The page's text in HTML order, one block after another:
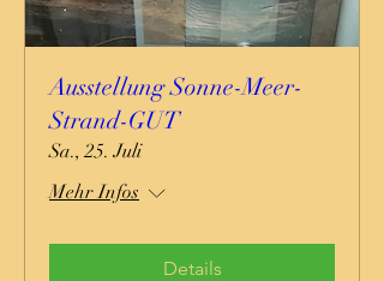
Ausstellung Sonne-Meer-
Strand-GUT
Sa., 25. Juli
Mehr Infos
Details